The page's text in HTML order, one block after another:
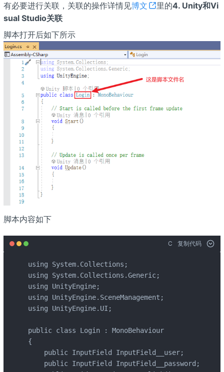
有必要进行关联，关联的操作详情见博文 里的4. Unity和Vi
sual Studio关联
脚本打开后如下所示
脚本内容如下
C 复制代码
using System.Collections;
using System.Collections.Generic;
using UnityEngine;
using UnityEngine.SceneManagement;
using UnityEngine.UI;
public class Login : MonoBehaviour
{
    public InputField InputField__user;
    public InputField InputField__password;